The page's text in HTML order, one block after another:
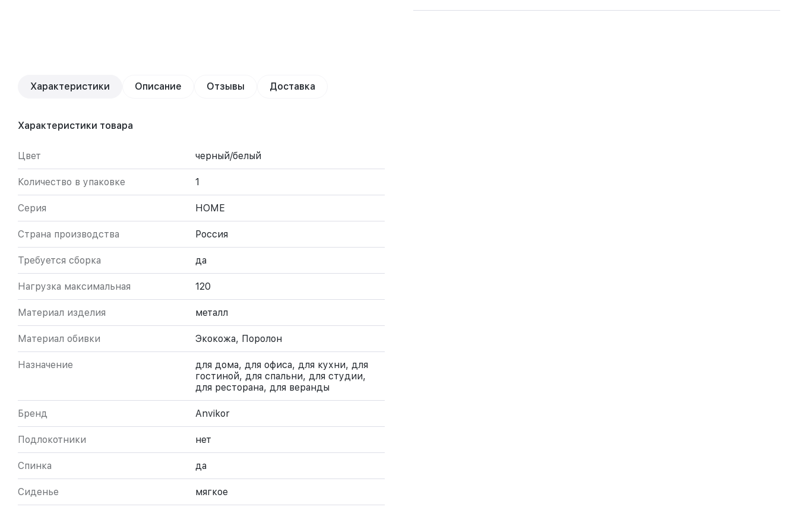
Характеристики Описание Отзывы Доставка
Характеристики товара
Цвет черный/белый
Количество в упаковке 1
Серия HOME
Страна производства Россия
Требуется сборка да
Нагрузка максимальная 120
Материал изделия металл
Материал обивки Экокожа, Поролон
Назначение
для дома, для офиса, для кухни, для
гостиной, для спальни, для студии,
для ресторана, для веранды
Бренд Anvikor
Подлокотники нет
Спинка да
Сиденье мягкое